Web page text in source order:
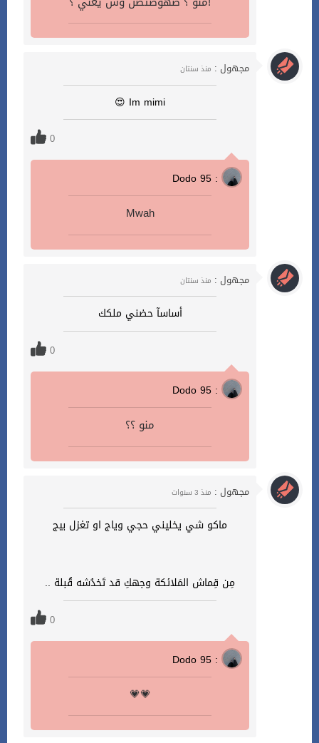
مجهول : منذ سنتان
Im mimi 😍
0
Dodo 95 :
Mwah
مجهول : منذ سنتان
أساسآ حضني ملكك
0
Dodo 95 :
منو ؟؟
مجهول : منذ 3 سنوات
ماكو شي يخليني حجي وياج او تغزل بيج
مِن قِماش المَلائكة وجهكِ قد تَخدُشه قُبلة ..
0
Dodo 95 :
💗💗